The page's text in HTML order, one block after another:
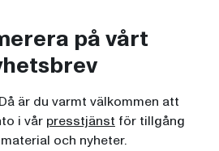
på vårt
är du varmt välkommen att
i vår presstjänst för tillgång
och nyheter.